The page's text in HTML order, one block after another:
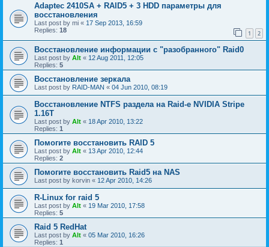
Adaptec 2410SA + RAID5 + 3 HDD параметры для
восстановления
Last post by mi « 17 Sep 2013, 16:59
Replies: 18 1 2
Восстановление информации с "разобранного" Raid0
Last post by Alt « 12 Aug 2011, 12:05
Replies: 5
Восстановление зеркала
Last post by RAID-MAN « 04 Jun 2010, 08:19
Восстановление NTFS раздела на Raid-е NVIDIA Stripe
1.16Т
Last post by Alt « 18 Apr 2010, 13:22
Replies: 1
Помогите восстановить RAID 5
Last post by Alt « 13 Apr 2010, 12:44
Replies: 2
Помогите восстановить Raid5 на NAS
Last post by korvin « 12 Apr 2010, 14:26
R-Linux for raid 5
Last post by Alt « 19 Mar 2010, 17:58
Replies: 5
Raid 5 RedHat
Last post by Alt « 05 Mar 2010, 16:26
Replies: 1